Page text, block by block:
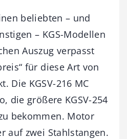
beliebten – und
– KGS-Modellen
Auszug verpasst
für diese Art von
Die KGSV-216 MC
die größere KGSV-254
be­kommen. Motor
auf zwei Stahlstangen.